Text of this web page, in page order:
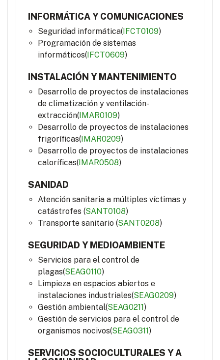
INFORMÁTICA Y COMUNICACIONES
Seguridad informática( IFCT0109)
Programación de sistemas
informáticos( IFCT0609)
INSTALACIÓN Y MANTENIMIENTO
Desarrollo de proyectos de instalaciones
de climatización y ventilación-
extracción( IMAR0109)
Desarrollo de proyectos de instalaciones
frigoríficas( IMAR0209)
Desarrollo de proyectos de instalaciones
caloríficas( IMAR0508)
SANIDAD
Atención sanitaria a múltiples víctimas y
catástrofes (SANT0108)
Transporte sanitario (SANT0208)
SEGURIDAD Y MEDIOAMBIENTE
Servicios para el control de
plagas(SEAG0110)
Limpieza en espacios abiertos e
instalaciones industriales(SEAG0209)
Gestión ambiental(SEAG0211 )
Gestión de servicios para el control de
organismos nocivos(SEAG0311 )
SERVICIOS SOCIOCULTURALES Y A